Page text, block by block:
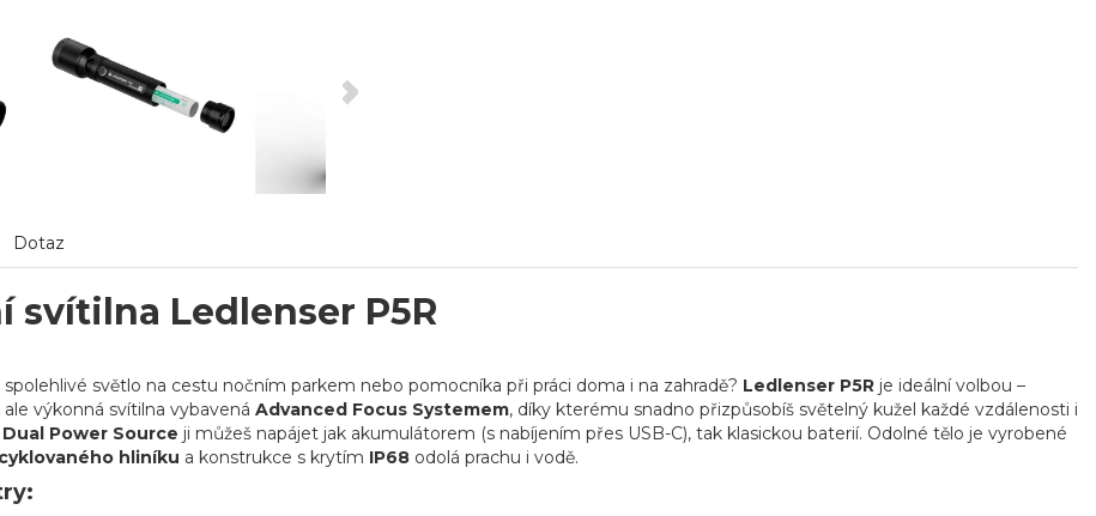
Dotaz
svítilna Ledlenser P5R
světlo na cestu nočním parkem nebo pomocníka při práci doma i na zahradě? Ledlenser P5R je ideální volbou –
výkonná svítilna vybavená Advanced Focus Systemem, díky kterému snadno přizpůsobíš světelný kužel každé vzdálenosti i
Dual Power Source ji můžeš napájet jak akumulátorem (s nabíjením přes USB-C), tak klasickou baterií. Odolné tělo je vyrobené
hliníku a konstrukce s krytím IP68 odolá prachu i vodě.